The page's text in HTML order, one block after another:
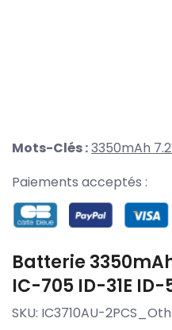
Mots-Clés :3350mAh
Paiements acceptés :
Batterie
IC-705 ID-31E ID-
SKU: IC3710AU-2PCS_Oth